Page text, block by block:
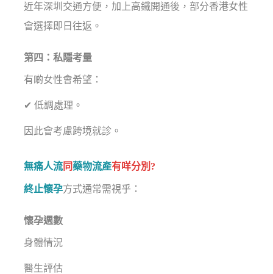
近年深圳交通方便，加上高鐵開通後，部分香港女性
會選擇即日往返。
第四：私隱考量
有啲女性會希望：
✔ 低調處理。
因此會考慮跨境就診。
無痛人流 同 藥物流產有咩分別?
終止懷孕方式通常需視乎：
懷孕週數
身體情況
醫生評估